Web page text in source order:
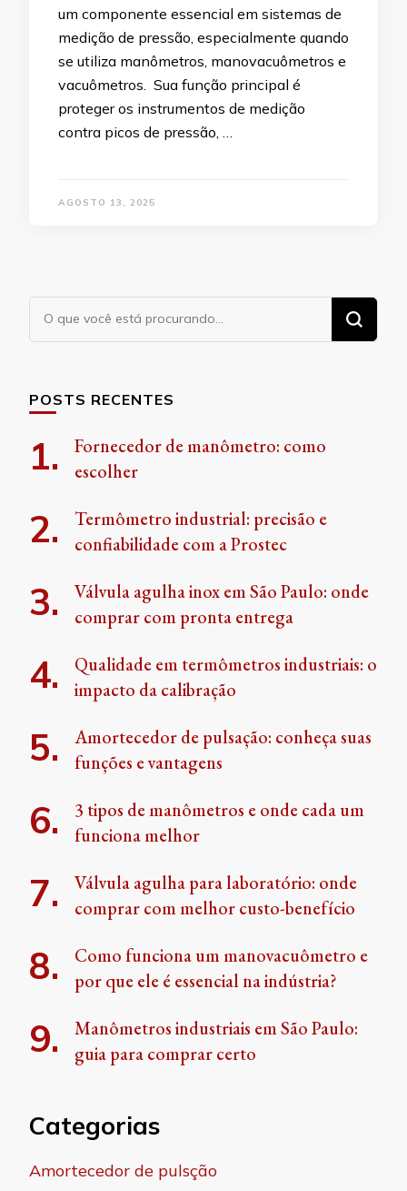
um componente essencial em sistemas de
medição de pressão, especialmente quando
se utiliza manômetros, manovacuômetros e
vacuômetros. Sua função principal é
proteger os instrumentos de medição
contra picos de pressão, …
AGOSTO 13, 2025
Procurando
algo?
POSTS RECENTES
Fornecedor de manômetro: como
escolher
Termômetro industrial: precisão e
confiabilidade com a Prostec
Válvula agulha inox em São Paulo: onde
comprar com pronta entrega
Qualidade em termômetros industriais: o
impacto da calibração
Amortecedor de pulsação: conheça suas
funções e vantagens
3 tipos de manômetros e onde cada um
funciona melhor
Válvula agulha para laboratório: onde
comprar com melhor custo-benefício
Como funciona um manovacuômetro e
por que ele é essencial na indústria?
Manômetros industriais em São Paulo:
guia para comprar certo
Categorias
Amortecedor de pulsção